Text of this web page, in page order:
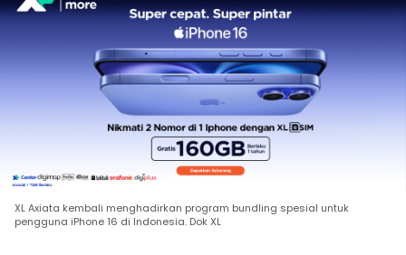
XL Axiata kembali menghadirkan program bundling spesial untuk
pengguna iPhone 16 di Indonesia. Dok XL